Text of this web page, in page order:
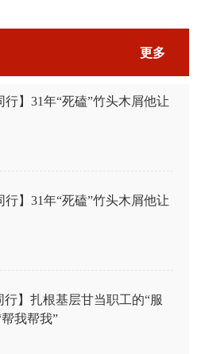
更多
行】31年“死磕”竹头木屑他让
行】31年“死磕”竹头木屑他让
行】扎根基层甘当职工的“服
我帮我”